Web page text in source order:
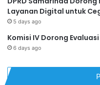
Layanan Digital untuk
5 days ago
Komisi IV Dorong
6 days ago